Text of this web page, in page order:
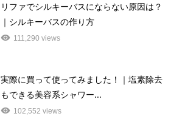
リファでシルキーバスにならない原因は？
｜シルキーバスの作り方
111,290 views
実際に買って使ってみました！｜塩素除去
もできる美容系シャワー...
102,552 views